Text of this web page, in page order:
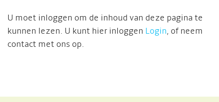
U moet inloggen om de inhoud van deze pagina te
kunnen lezen. U kunt hier inloggen Login, of neem
contact met ons op.